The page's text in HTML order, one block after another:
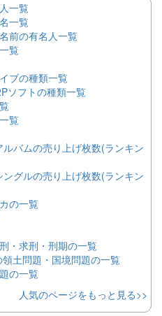
一覧
一覧
前の有名人一覧
覧
ブの種類一覧
ソフトの種類一覧
覧
バムの売り上げ枚数(ランキン
グルの売り上げ枚数(ランキン
の一覧
・求刑・刑期の一覧
土問題・国境問題の一覧
の一覧
人気のページをもっと見る>>